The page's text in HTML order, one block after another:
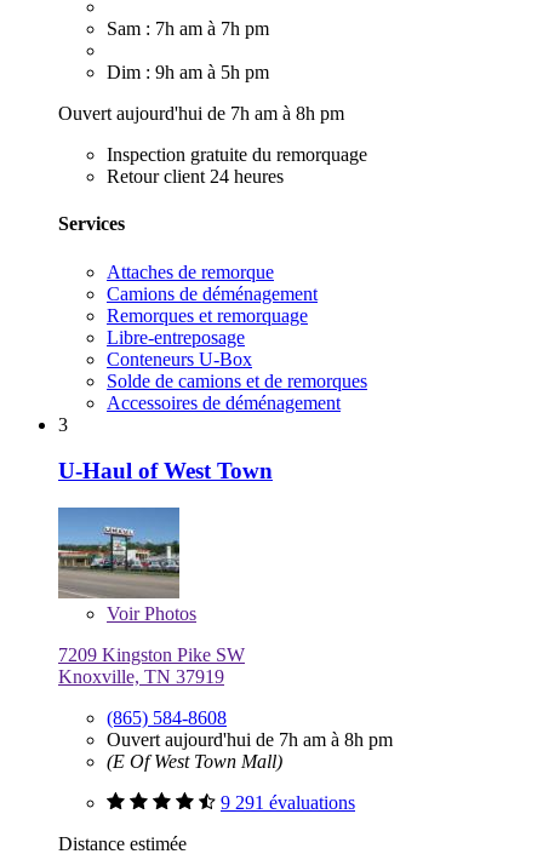
Sam : 7h am à 7h pm
Dim : 9h am à 5h pm
Ouvert aujourd'hui de 7h am à 8h pm
Inspection gratuite du remorquage
Retour client 24 heures
Services
Attaches de remorque
Camions de déménagement
Remorques et remorquage
Libre-entreposage
Conteneurs U-Box
Solde de camions et de remorques
Accessoires de déménagement
3
U-Haul of West Town
VoirPhotos
7209 Kingston Pike SW
Knoxville, TN 37919
(865) 584-8608
Ouvert aujourd'hui de 7h am à 8h pm
(E Of West Town Mall)
9 291 évaluations
Distance estimée